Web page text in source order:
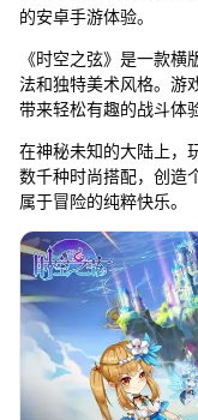
的安卓手游体验。
《时空之弦》是一款
法和独特美术风格。游
带来轻松有趣的战斗体验
在神秘未知的大陆上，
数千种时尚搭配，创造
属于冒险的纯粹快乐。